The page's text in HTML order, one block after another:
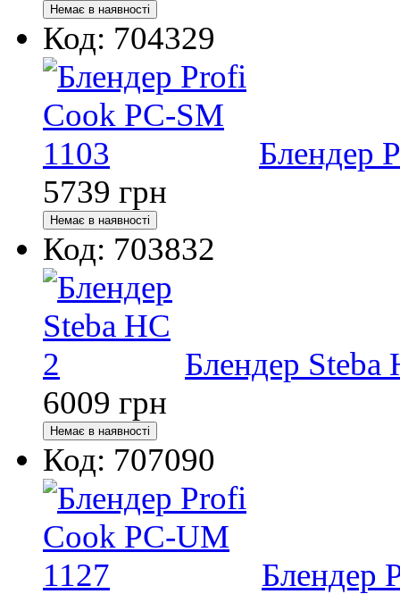
Код: 704329
Блендер
5739 грн
Код: 703832
Блендер Steba
6009 грн
Код: 707090
Блендер